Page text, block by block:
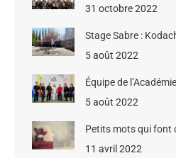
31 octobre 2022
Stage Sabre :
5 août 2022
Équipe de
5 août 2022
Petits mots qui font
11 avril 2022